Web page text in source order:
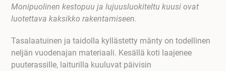
Monipuolinen kestopuu ja lujuusluokiteltu kuusi ovat
luotettava kaksikko rakentamiseen.
Tasalaatuinen ja taidolla kyllästetty mänty on todellinen
neljän vuodenajan materiaali. Kesällä koti laajenee
puuterassille, laiturilla kuuluvat päivisin